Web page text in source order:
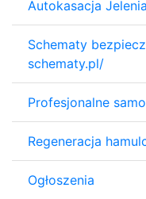
Autokasacja
Schematy
schematy.pl/
Profesjonalne
Regeneracja
Ogłoszenia